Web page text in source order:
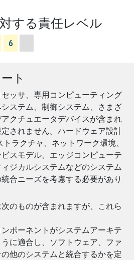
する責任レベル
6
ト
ッサ、専用コンピューティング
ステム、制御システム、さまざ
クチュエータデバイスが含まれ
されません。ハードウェア設計
ラクチャ、ネットワーク環境、
スモデル、エッジコンピューテ
ジカルシステムなどのシステム
合ニーズを考慮する必要があり
のものが含まれますが、これら
ポーネントがシステムアーキテ
に適合し、ソフトウェア、ファ
他のシステムと統合するかを定